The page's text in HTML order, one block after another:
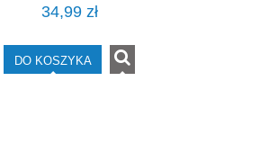
34,99 zł
DO KOSZYKA